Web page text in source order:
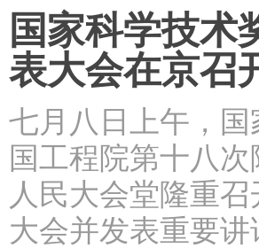
国家科学技术
表大会在京召
七月八日上午，
国工程院第十八
人民大会堂隆重
大会并发表重要